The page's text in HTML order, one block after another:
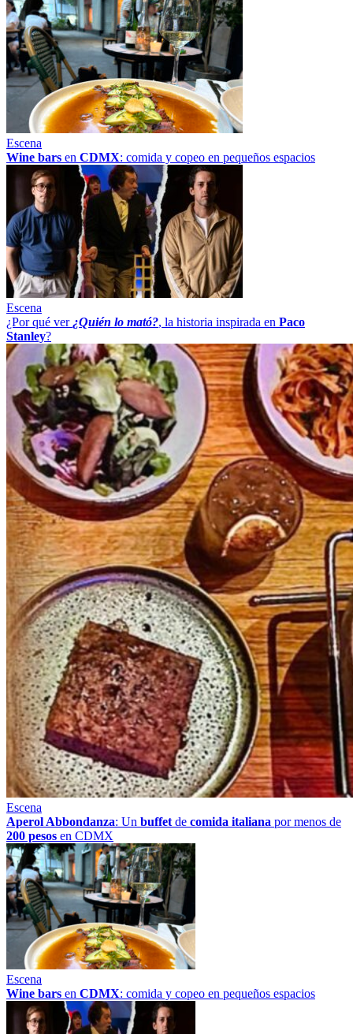
Escena
Wine bars en CDMX: comida y copeo en pequeños espacios
Escena
¿Por qué ver ¿Quién lo mató?, la historia inspirada en Paco
Stanley?
Escena
Aperol Abbondanza: Un buffet de comida italiana por menos de
200 pesos en CDMX
Escena
Wine bars en CDMX: comida y copeo en pequeños espacios